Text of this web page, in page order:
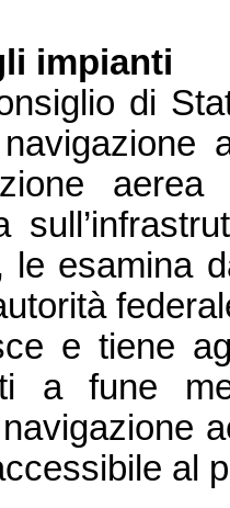
impianti
di
le esamina
e tiene
a fune
al